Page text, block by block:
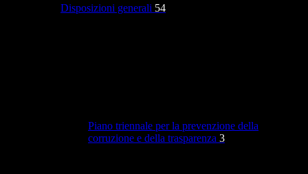
Disposizioni generali 54
Piano triennale per la prevenzione della
corruzione e della trasparenza 3